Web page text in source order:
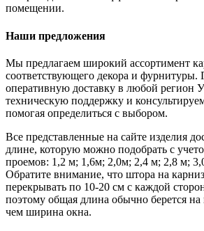
помещении.
Наши предложения
Мы предлагаем широкий ассортимент
соответствующего декора и фурнитуры.
оперативную доставку в любой регион
техническую поддержку и
помогая определиться с выбором.
Все представленные на сайте изделия
длине, которую можно подобрать с
проемов: 1,2 м; 1,6м; 2,0м; 2,4 м; 2,8 м;
Обратите внимание, что штора на
перекрывать по 10-20 см с каждой
поэтому общая длина обычно берется
чем ширина окна.